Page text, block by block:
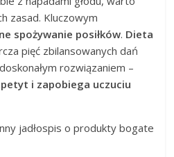
zasad. Kluczowym
spożywanie posiłków. Dieta
pięć zbilansowanych dań
rozwiązaniem –
i zapobiega uczuciu
jadłospis o produkty bogate